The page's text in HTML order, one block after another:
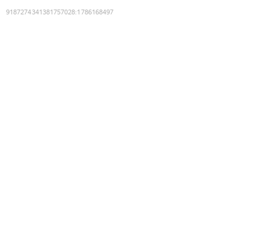
9187274341381757028:1786168497